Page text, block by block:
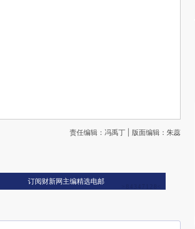
责任编辑：冯禹丁 | 版面编辑：朱蕊
订阅财新网主编精选电邮